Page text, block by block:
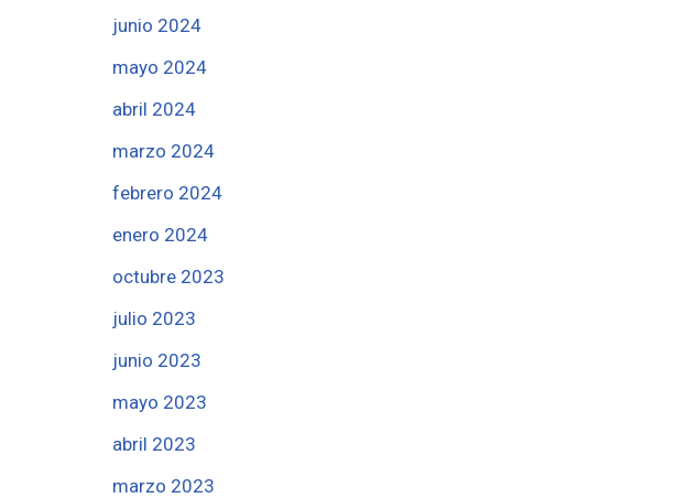
junio 2024
mayo 2024
abril 2024
marzo 2024
febrero 2024
enero 2024
octubre 2023
julio 2023
junio 2023
mayo 2023
abril 2023
marzo 2023